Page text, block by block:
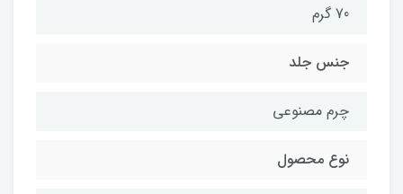
70 گرم
جنس جلد
چرم مصنوعی
نوع محصول